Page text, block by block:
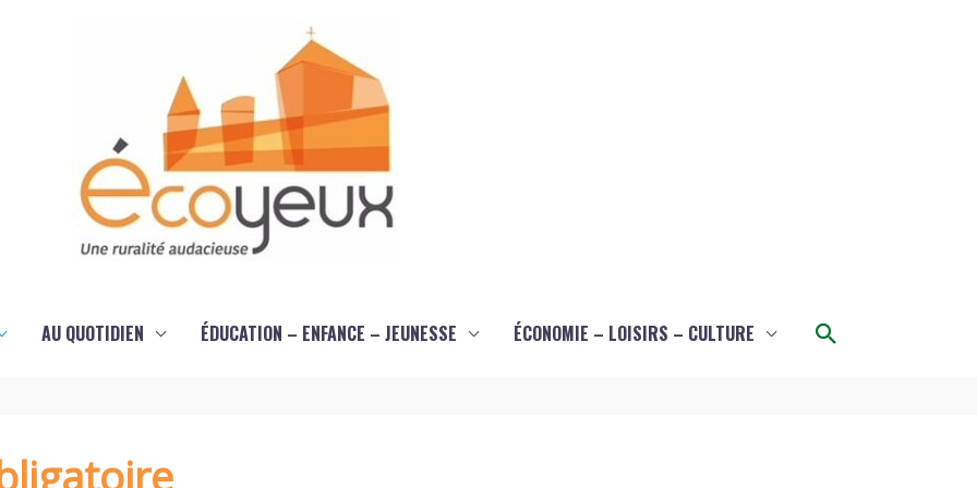
AU QUOTIDIEN ÉDUCATION – ENFANCE – JEUNESSE ÉCONOMIE – LOISIRS – CULTURE Rechercher